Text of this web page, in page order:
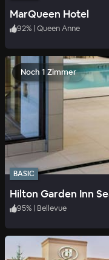
MarQueen Hotel
92% | Queen Anne
Noch 1 Zimmer
BASIC
Hilton Garden Inn
95% | Bellevue